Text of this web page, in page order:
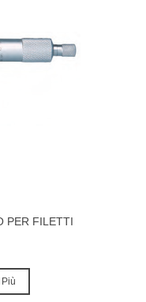
PER FILETTI